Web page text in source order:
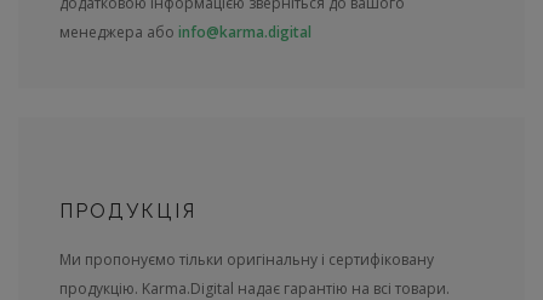
менеджера або info@karma.digital
ПРОДУКЦІЯ
Ми пропонуємо тільки оригінальну і сертифіковану
продукцію. Karma.Digital надає гарантію на всі товари.